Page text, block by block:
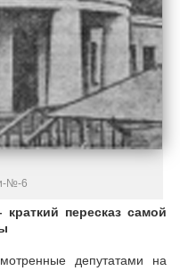
№-6
пересказ самой
депутатами на